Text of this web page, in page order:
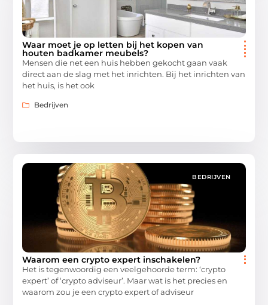
Waar moet je op letten bij het kopen van
houten badkamer meubels?
Mensen die net een huis hebben gekocht gaan vaak
direct aan de slag met het inrichten. Bij het inrichten van
het huis, is het ook
Bedrijven
BEDRIJVEN
Waarom een crypto expert inschakelen?
Het is tegenwoordig een veelgehoorde term: ‘crypto
expert’ of ‘crypto adviseur’. Maar wat is het precies en
waarom zou je een crypto expert of adviseur